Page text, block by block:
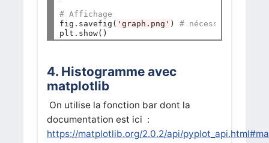
# Affichage
fig . savefig( 'graph.png' ) # nécessaire sur
plt .
4. Histogramme avec
matplotlib
On utilise la fonction bar dont la
documentation est ici :
https://matplotlib.org/2.0.2/api/